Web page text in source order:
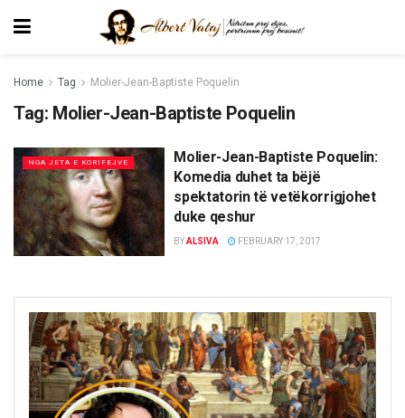
Home Tag Molier-Jean-Baptiste Poquelin
Tag: Molier-Jean-Baptiste Poquelin
NGA JETA E KORIFEJVE
Molier-Jean-Baptiste Poquelin:
Komedia duhet ta bëjë
spektatorin të vetëkorrigjohet
duke qeshur
BYALSIVA FEBRUARY 17, 2017